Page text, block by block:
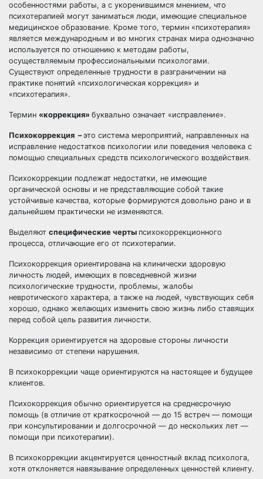
особенностями работы, а с укоренившимся мнением, что
психотерапией могут заниматься люди, имеющие специальное
медицинское образование. Кроме того, термин «психотерапия»
является международным и во многих странах мира однозначно
используется по отношению к методам работы,
осуществляемым профессиональными психологами.
Существуют определенные трудности в разграничении на
практике понятий «психологическая коррекция» и
«психотерапия».
Термин «коррекция» буквально означает «исправление».
Психокоррекция –это система мероприятий, направленных на
исправление недостатков психологии или поведения человека с
помощью специальных средств психологического воздействия.
Психокоррекции подлежат недостатки, не имеющие
органической основы и не представляющие собой такие
устойчивые качества, которые формируются довольно рано и в
дальнейшем практически не изменяются.
Выделяют специфические черты психокоррекционного
процесса, отличающие его от психотерапии.
Психокоррекция ориентирована на клинически здоровую
личность людей, имеющих в повседневной жизни
психологические трудности, проблемы, жалобы
невротического характера, а также на людей, чувствующих себя
хорошо, однако желающих изменить свою жизнь либо ставящих
перед собой цель развития личности.
Коррекция ориентируется на здоровые стороны личности
независимо от степени нарушения.
В психокоррекции чаще ориентируются на настоящее и будущее
клиентов.
Психокоррекция обычно ориентируется на среднесрочную
помощь (в отличие от краткосрочной — до 15 встреч — помощи
при консультировании и долгосрочной — до нескольких лет —
помощи при психотерапии).
В психокоррекции акцентируется ценностный вклад психолога,
хотя отклоняется навязывание определенных ценностей клиенту.